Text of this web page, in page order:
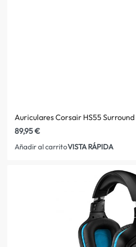
Auriculares Corsair HS55
89,95€
Añadir al carritoVISTA RÁPIDA